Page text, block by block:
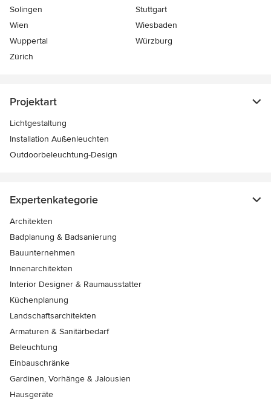
Solingen
Stuttgart
Wien
Wiesbaden
Wuppertal
Würzburg
Zürich
Projektart
Lichtgestaltung
Installation Außenleuchten
Outdoorbeleuchtung-Design
Expertenkategorie
Architekten
Badplanung & Badsanierung
Bauunternehmen
Innenarchitekten
Interior Designer & Raumausstatter
Küchenplanung
Landschaftsarchitekten
Armaturen & Sanitärbedarf
Beleuchtung
Einbauschränke
Gardinen, Vorhänge & Jalousien
Hausgeräte